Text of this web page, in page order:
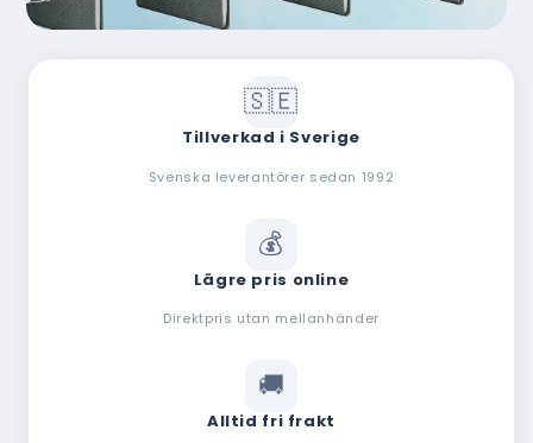
Tillverkad i Sverige
Svenska leverantörer sedan 1992
Lägre pris online
Direktpris utan mellanhänder
Alltid fri frakt